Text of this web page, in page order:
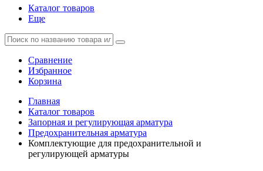
Каталог товаров
Еще
Сравнение
Избранное
Корзина
Главная
Каталог товаров
Запорная и регулирующая арматура
Предохранительная арматура
Комплектующие для предохранительной и
регулирующей арматуры